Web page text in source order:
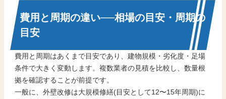
費用と周期の違い──相場の目安・周期の
目安
費用と周期はあくまで目安であり、建物規模・劣化度・足場
条件で大きく変動します。複数業者の見積を比較し、数量根
拠を確認することが前提です。
一般に、外壁改修は大規模修繕(目安として12〜15年周期)に